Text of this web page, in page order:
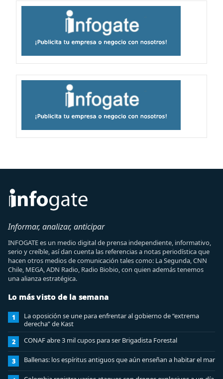
Informar, analizar, anticipar
INFOGATE es un medio digital de prensa independiente, informativo,
serio y creíble, así dan cuenta las referencias a notas periodística que
hacen otros medios de comunicación tales como: La Segunda, CNN
Chile, MEGA, ADN Radio, Radio Biobio, con quien además tenemos
una alianza estratégica.
Lo más visto de la semana
1
La oposición se une para enfrentar al gobierno de “extrema
derecha” de Kast
2 CONAF abre 3 mil cupos para ser Brigadista Forestal
3 Ballenas: los espíritus antiguos que aún enseñan a habitar el mar